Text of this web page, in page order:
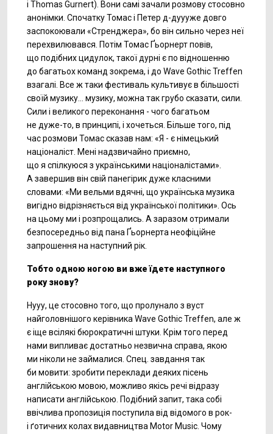
і Thomas Gurnert). Вони самі зачали розмову стосовно
анонімки. Спочатку Томас і Петер д-дуууже довго
заспокоювали «Стренджера», бо він сильно через неї
перехвилювався. Потім Томас Ґьорнерт повів,
що подібних цидулок, такої дурні є по відношенню
до багатьох команд зокрема, і до Wave Gothic Treffen
взагалі. Все ж таки фестиваль культивує в більшості
своїй музику… музику, можна так грубо сказати, сили.
Сили і великого переконання - чого багатьом
не дуже-то, в принципі, і хочеться. Більше того, під
час розмови Томас сказав нам: «Я - є німецький
націоналіст. Мені надзвичайно приємно,
що я спілкуюся з українськими націоналістами».
А завершив він свій панегірик дуже класними
словами: «Ми вельми вдячні, що українська музика
вигідно відрізняється від української політики». Ось
на цьому ми і розпрощались. А заразом отримали
безпосередньо від пана Ґьорнерта неофіційне
запрошення на наступний рік.
Тобто одною ногою ви вже їдете наступного
року знову?
Нууу, це стосовно того, що пролунало з вуст
найголовнішого керівника Wave Gothic Treffen, але ж
є іще всілякі бюрократичні штуки. Крім того перед
нами випливає достатньо незвична справа, якою
ми ніколи не займалися. Спец. завдання так
би мовити: зробити переклади деяких пісень
англійською мовою, можливо якісь речі відразу
написати англійською. Подібний запит, така собі
ввічлива пропозиція поступила від відомого в рок-
і ґотичних колах видавництва Motor Music. Чому